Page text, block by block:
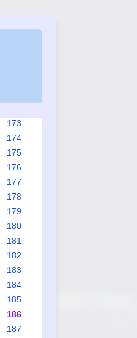
173
174
175
176
177
178
179
180
181
182
183
184
185
186
187